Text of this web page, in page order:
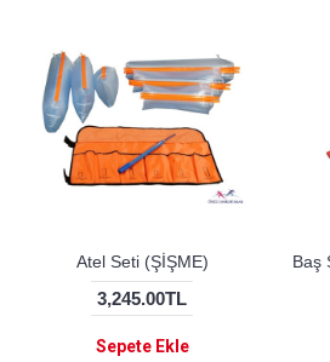
Atel Seti (ŞİŞME)
3,245.00TL
Sepete Ekle